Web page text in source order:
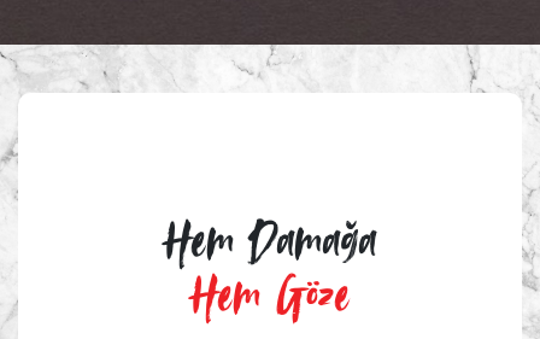
Hem Damağa
Hem Göze